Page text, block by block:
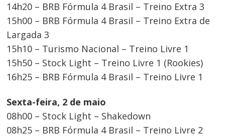
14h20 – BRB Fórmula 4 Brasil – Treino Extra 3
15h00 – BRB Fórmula 4 Brasil – Treino Extra de
Largada 3
15h10 – Turismo Nacional – Treino Livre 1
15h50 – Stock Light – Treino Livre 1 (Rookies)
16h25 – BRB Fórmula 4 Brasil – Treino Livre 1
Sexta-feira, 2 de maio
08h00 – Stock Light – Shakedown
08h25 – BRB Fórmula 4 Brasil – Treino Livre 2